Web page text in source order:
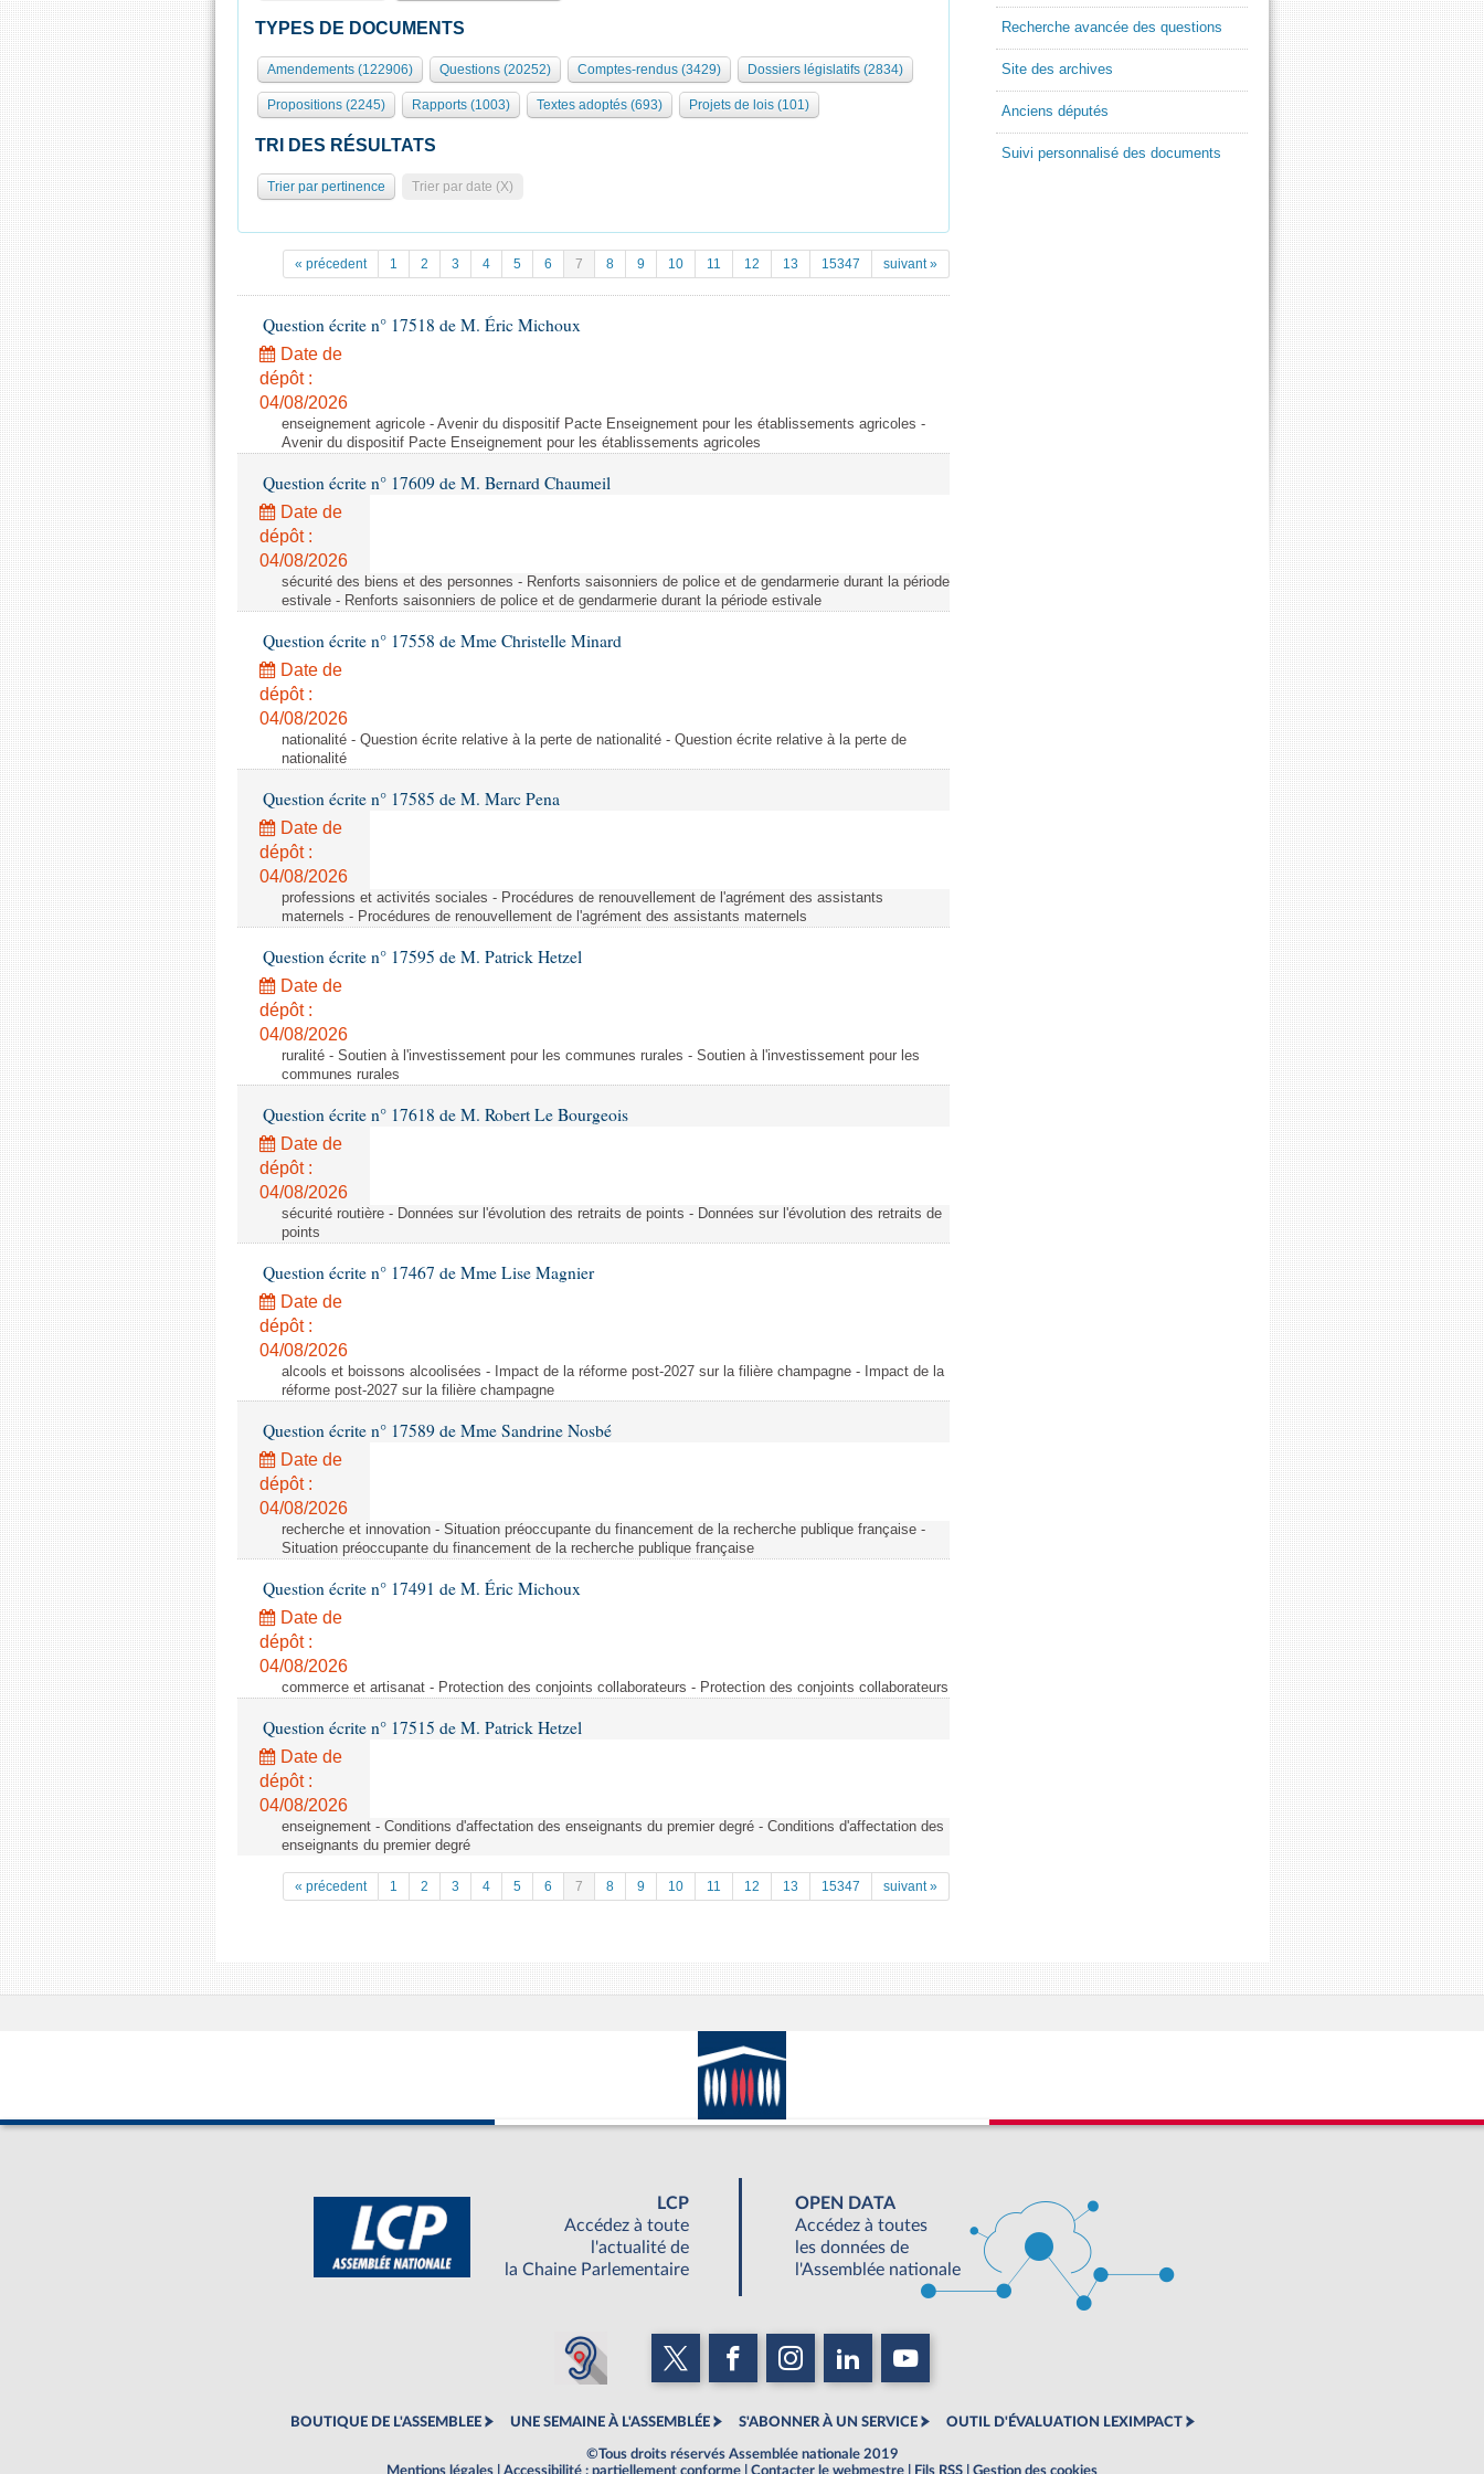
TYPES DE DOCUMENTS
Amendements (122906) Questions (20252) Comptes-rendus (3429) Dossiers législatifs (2834)
Propositions (2245) Rapports (1003) Textes adoptés (693) Projets de lois (101)
TRI DES RÉSULTATS
Trier par pertinence Trier par date (X)
« précedent 1 2 3 4 5 6 7 8 9 10 11 12 13 15347 suivant »
Question écrite n° 17518 de M. Éric Michoux
Date de
dépôt :
04/08/2026
enseignement agricole - Avenir du dispositif Pacte Enseignement pour les établissements agricoles -
Avenir du dispositif Pacte Enseignement pour les établissements agricoles
Question écrite n° 17609 de M. Bernard Chaumeil
Date de
dépôt :
04/08/2026
sécurité des biens et des personnes - Renforts saisonniers de police et de gendarmerie durant la période
estivale - Renforts saisonniers de police et de gendarmerie durant la période estivale
Question écrite n° 17558 de Mme Christelle Minard
Date de
dépôt :
04/08/2026
nationalité - Question écrite relative à la perte de nationalité - Question écrite relative à la perte de
nationalité
Question écrite n° 17585 de M. Marc Pena
Date de
dépôt :
04/08/2026
professions et activités sociales - Procédures de renouvellement de l'agrément des assistants
maternels - Procédures de renouvellement de l'agrément des assistants maternels
Question écrite n° 17595 de M. Patrick Hetzel
Date de
dépôt :
04/08/2026
ruralité - Soutien à l'investissement pour les communes rurales - Soutien à l'investissement pour les
communes rurales
Question écrite n° 17618 de M. Robert Le Bourgeois
Date de
dépôt :
04/08/2026
sécurité routière - Données sur l'évolution des retraits de points - Données sur l'évolution des retraits de
points
Question écrite n° 17467 de Mme Lise Magnier
Date de
dépôt :
04/08/2026
alcools et boissons alcoolisées - Impact de la réforme post-2027 sur la filière champagne - Impact de la
réforme post-2027 sur la filière champagne
Question écrite n° 17589 de Mme Sandrine Nosbé
Date de
dépôt :
04/08/2026
recherche et innovation - Situation préoccupante du financement de la recherche publique française -
Situation préoccupante du financement de la recherche publique française
Question écrite n° 17491 de M. Éric Michoux
Date de
dépôt :
04/08/2026
commerce et artisanat - Protection des conjoints collaborateurs - Protection des conjoints collaborateurs
Question écrite n° 17515 de M. Patrick Hetzel
Date de
dépôt :
04/08/2026
enseignement - Conditions d'affectation des enseignants du premier degré - Conditions d'affectation des
enseignants du premier degré
« précedent 1 2 3 4 5 6 7 8 9 10 11 12 13 15347 suivant »
Recherche avancée des questions
Site des archives
Anciens députés
Suivi personnalisé des documents
LCP
Accédez à toute
l'actualité de
la Chaine Parlementaire
OPEN DATA
Accédez à toutes
les données de
l'Assemblée nationale
BOUTIQUE DE L'ASSEMBLEE UNE SEMAINE À L'ASSEMBLÉE S'ABONNER À UN SERVICE OUTIL D'ÉVALUATION LEXIMPACT
©Tous droits réservés Assemblée nationale 2019
Mentions légales
Accessibilité : partiellement conforme Contacter le webmestre Fils RSS Gestion des cookies